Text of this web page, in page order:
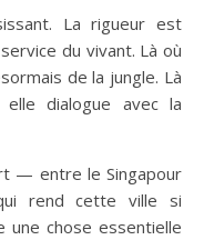
La rigueur est
du vivant. Là où
de la jungle. Là
dialogue avec la
— entre le Singapour
rend cette ville si
une chose essentielle